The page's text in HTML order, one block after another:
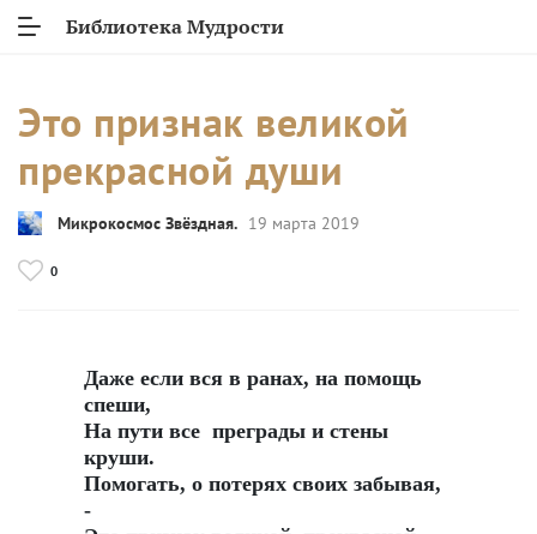
Библиотека Мудрости
Это признак великой
прекрасной души
Микрокосмос Звёздная. 19 марта 2019
0
Даже если вся в ранах, на помощь
спеши,
На пути все преграды и стены
круши.
Помогать, о потерях своих забывая,
-